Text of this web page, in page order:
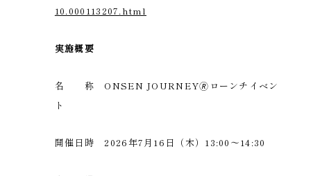
10.000113207.html
実施概要
名 称 ONSEN JOURNEY🄬ローンチイベン
ト
開催日時 2026年7月16日（木）13:00〜14:30